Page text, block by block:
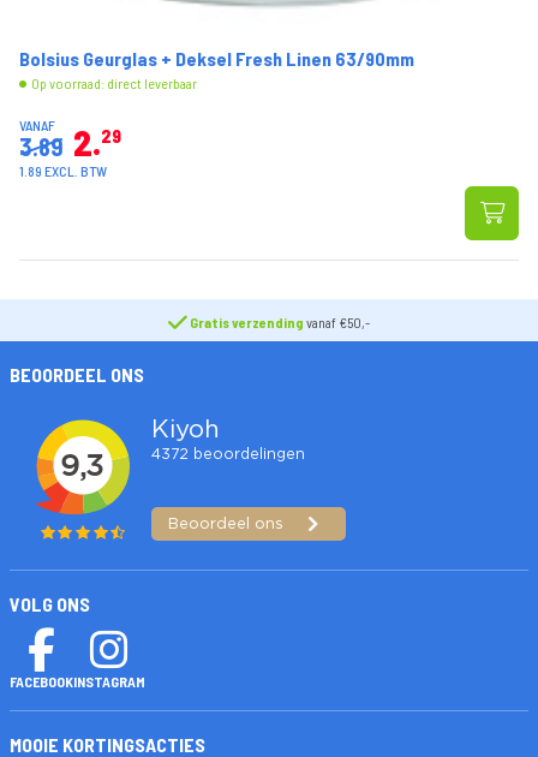
Bolsius Geurglas + Deksel Fresh Linen 63/90mm
Op voorraad: direct leverbaar
VANAF
3.89 2 29
1.89 EXCL. BTW
Gratis verzending vanaf €50,-
BEOORDEEL ONS
VOLG ONS
FACEBOOKINSTAGRAM
MOOIE KORTINGSACTIES